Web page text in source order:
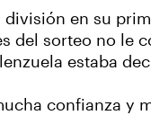
en su
del sorteo no le
estaba
confianza y